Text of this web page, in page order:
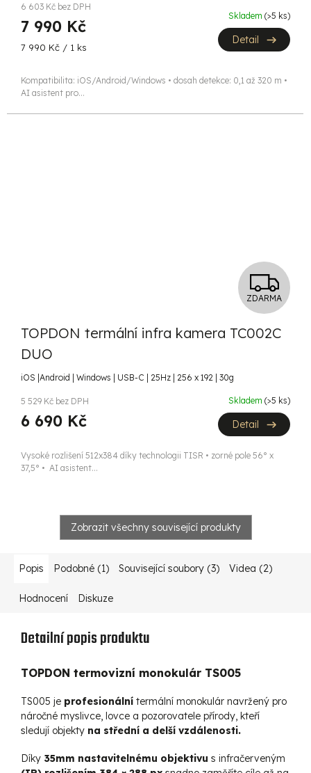
A
6 603 Kč bez DPH
7 990 Kč
Měrná
7 990 Kč / 1 ks
Skladem (>5 ks)
Detail
Kompatibilita: iOS/Android/Windows • dosah detekce: 0,1 až 320 m •
AI asistent pro...
Z
D
A
M
A
ZDARMA
TOPDON termální infra kamera TC002C
DUO
iOS |Android | Windows | USB-C | 25Hz | 256 x 192 | 30g
5 529 Kč bez DPH
6 690 Kč
Skladem (>5 ks)
Detail
Vysoké rozlišení 512x384 díky technologii TISR • zorné pole 56° x
37,5° • AI asistent...
Zobrazit všechny související produkty
Popis Podobné (1) Související soubory (3) Videa (2)
Hodnocení Diskuze
Detailní popis produktu
TOPDON termovizní monokulár TS005
TS005 je profesionální termální monokulár navržený pro
náročné myslivce, lovce a pozorovatele přírody, kteří
sledují objekty na střední a delší vzdálenosti.
Díky 35mm nastavitelnému objektivu s infračerveným